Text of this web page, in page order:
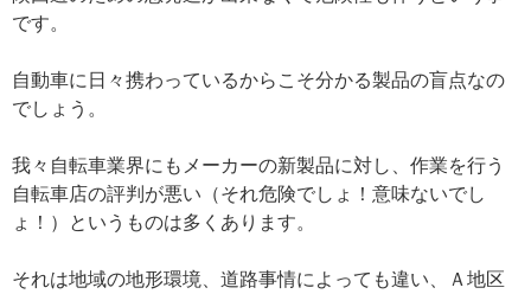
です。
自動車に日々携わっているからこそ分かる製品の盲点なの
でしょう。
我々自転車業界にもメーカーの新製品に対し、作業を行う
自転車店の評判が悪い（それ危険でしょ！意味ないでし
ょ！）というものは多くあります。
それは地域の地形環境、道路事情によっても違い、Ａ地区